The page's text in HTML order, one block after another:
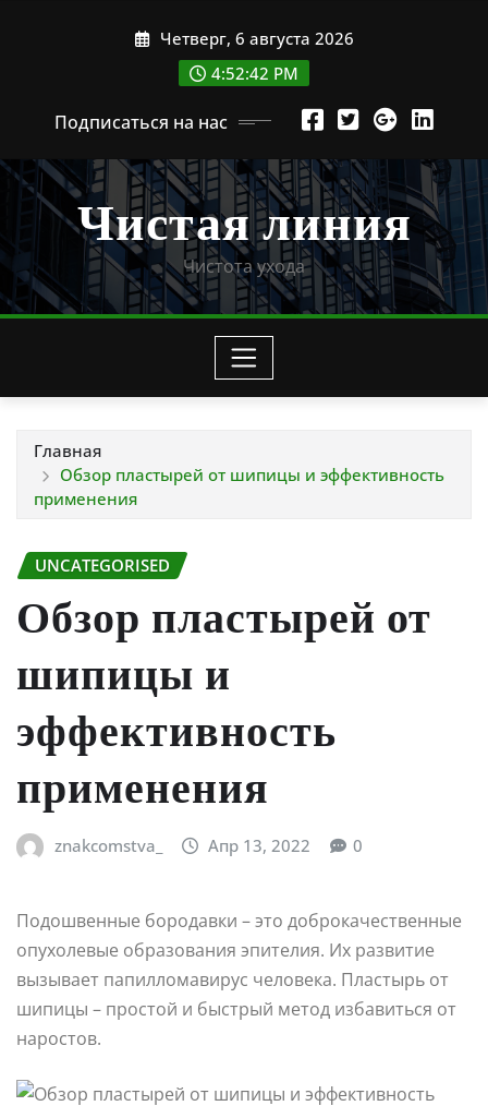
Четверг, 6 августа 2026
4:52:43 PM
Подписаться на нас
Чистая линия
Чистота ухода
Главная
Обзор пластырей от шипицы и эффективность
применения
UNCATEGORISED
Обзор пластырей от
шипицы и
эффективность
применения
znakcomstva_ Апр 13, 2022 0
Подошвенные бородавки – это доброкачественные
опухолевые образования эпителия. Их развитие
вызывает папилломавирус человека. Пластырь от
шипицы – простой и быстрый метод избавиться от
наростов.